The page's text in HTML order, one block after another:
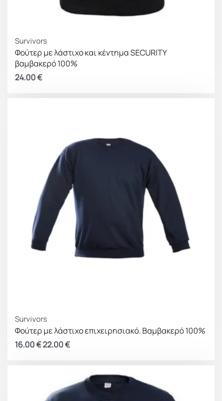
Survivors
Φούτερ με λάστιχο και κέντημα SECURITY
βαμβακερό 100%
24.00€
Survivors
Φούτερ με λάστιχο επιχειρησιακό. Βαμβακερό 100%
16.00€22.00€